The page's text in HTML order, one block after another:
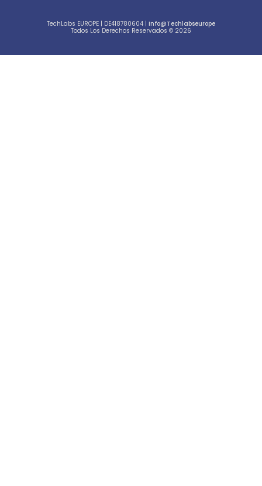
TechLabs EUROPE | DE418780604 | Info@techlabseurope
Todos Los Derechos Reservados © 2026